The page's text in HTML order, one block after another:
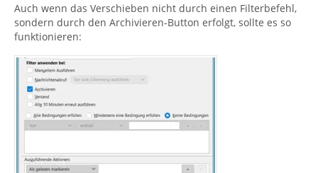
Auch wenn das Verschieben nicht durch einen Filterbefehl,
sondern durch den Archivieren-Button erfolgt, sollte es so
funktionieren: